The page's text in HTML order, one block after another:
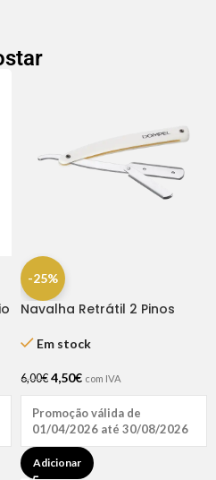
-25%
Navalha Retrátil 2 Pinos
Em stock
6,00€ 4,50€ com IVA
Promoção válida de
01/04/2026 até 30/08/2026
Adicionar